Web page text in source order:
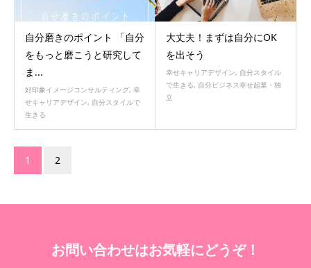
自分磨きのポイント 「自分
をもっと磨こうと研究して
ま...
好印象イメージコンサルティング, 幸
せキャリアデザイン, 自分スタイルで
生きる
大丈夫！まずは自分にOK
を出そう
幸せキャリアデザイン, 自分スタイル
で生きる, 自分ビジネス幸せ起業・独
立
1 2
お問い合わせはお気軽にどうぞ！